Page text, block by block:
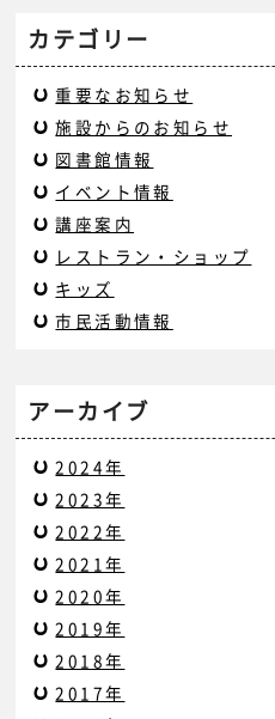
カテゴリー
重要なお知らせ
施設からのお知らせ
図書館情報
イベント情報
講座案内
レストラン・ショップ
キッズ
市民活動情報
アーカイブ
2024年
2023年
2022年
2021年
2020年
2019年
2018年
2017年